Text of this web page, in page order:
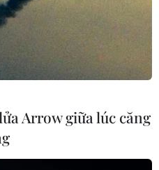
Arrow giữa lúc căng